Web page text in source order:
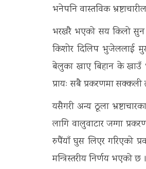
भनेपनि वास्तविक
भरखरै भएको सय किलो सुन
किशोर दिलिप भुजेललाई
बेलुका खाए बिहान के खाउँ
प्रायः सबै प्रकरणमा
यसैगरी अन्य ठूला
लागि वालुवाटार जग्गा
रुपैंयाँ घुस लिएर गरिएको
मन्त्रिस्तरीय निर्णय भएको